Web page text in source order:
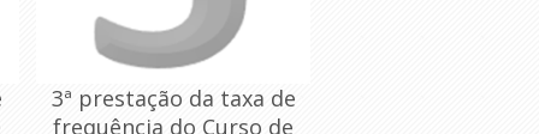
3ª prestação da taxa de
frequência do Curso de